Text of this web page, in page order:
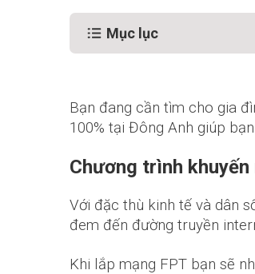
Mục lục
Bạn đang cần tìm cho gia
100% tại Đông Anh giúp
Chương trình
Với đặc thù kinh tế và dân
đem đến đường truyền
Khi lắp mạng FPT bạn sẽ